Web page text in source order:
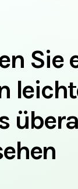
Sie